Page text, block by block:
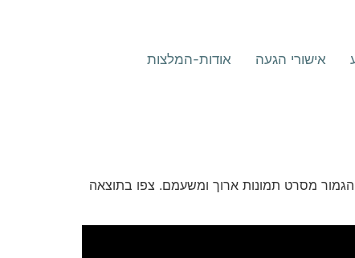
אישורי הגעה
אודות-המלצות
מסרט תמונות ארוך ומשעמם. צפו בתוצאה